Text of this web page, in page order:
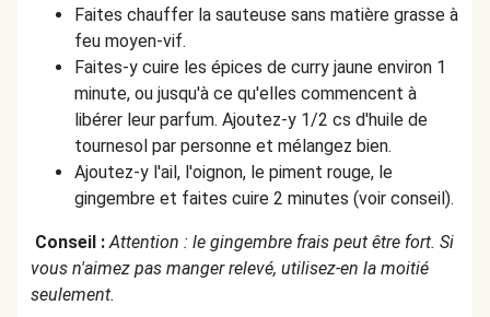
Faites chauffer la sauteuse sans matière grasse à
feu moyen-vif.
Faites-y cuire les épices de curry jaune environ 1
minute, ou jusqu'à ce qu'elles commencent à
libérer leur parfum. Ajoutez-y 1/2 cs d'huile de
tournesol par personne et mélangez bien.
Ajoutez-y l'ail, l'oignon, le piment rouge, le
gingembre et faites cuire 2 minutes (voir conseil).
Conseil : Attention : le gingembre frais peut être fort. Si
vous n'aimez pas manger relevé, utilisez-en la moitié
seulement.